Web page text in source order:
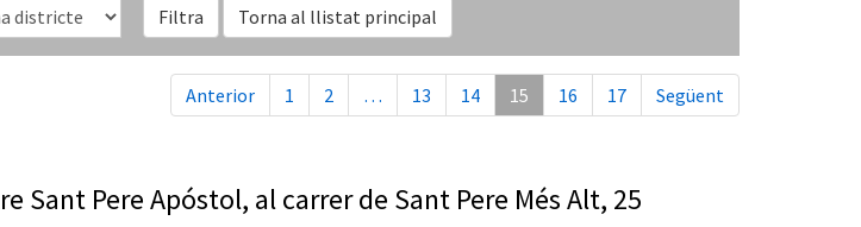
Filtra Torna al llistat principal
Anterior 1 2 … 13 14 15 16 17 Següent
Sant Pere Apóstol, al carrer de Sant Pere Més Alt, 25